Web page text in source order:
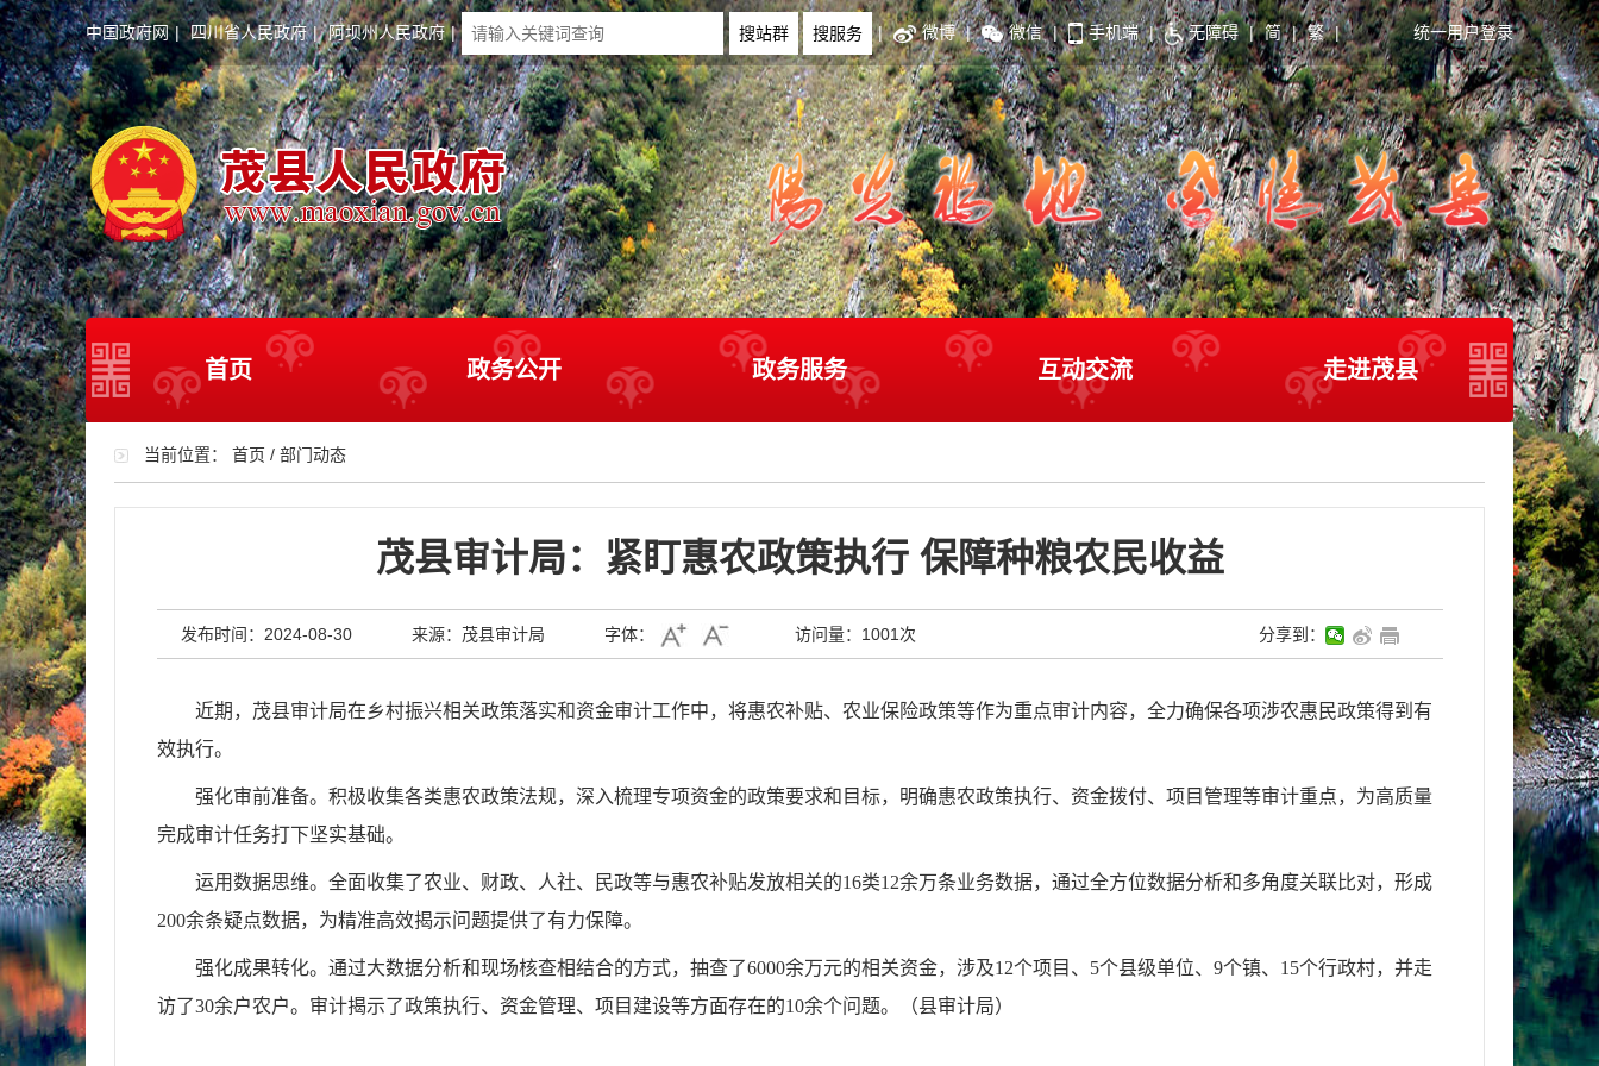
中国政府网 | 四川省人民政府 | 阿坝州人民政府 | | 微博 | 微信 | 手机端 | 无障碍 | 简 | 繁 | 统一用户登录
首页 政务公开 政务服务 互动交流 走进茂县
当前位置： 首页 / 部门动态
茂县审计局：紧盯惠农政策执行 保障种粮农民收益
发布时间：2024-08-30 来源：茂县审计局 字体： 访问量： 1001次 分享到：
近期，茂县审计局在乡村振兴相关政策落实和资金审计工作中，将惠农补贴、农业保险政策等作为重点审计内容，全力确保各项涉农惠民政策得到有
效执行。
强化审前准备。积极收集各类惠农政策法规，深入梳理专项资金的政策要求和目标，明确惠农政策执行、资金拨付、项目管理等审计重点，为高质量
完成审计任务打下坚实基础。
运用数据思维。全面收集了农业、财政、人社、民政等与惠农补贴发放相关的16类12余万条业务数据，通过全方位数据分析和多角度关联比对，形成
200余条疑点数据，为精准高效揭示问题提供了有力保障。
强化成果转化。通过大数据分析和现场核查相结合的方式，抽查了6000余万元的相关资金，涉及12个项目、5个县级单位、9个镇、15个行政村，并走
访了30余户农户。审计揭示了政策执行、资金管理、项目建设等方面存在的10余个问题。（县审计局）